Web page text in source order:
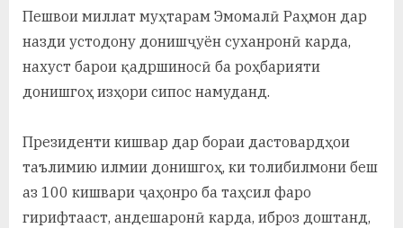
Пешвои миллат муҳтарам Эмомалӣ Раҳмон дар
назди устодону донишҷуён суханронӣ карда,
нахуст барои қадршиносӣ ба роҳбарияти
донишгоҳ изҳори сипос намуданд.
Президенти кишвар дар бораи дастовардҳои
таълимию илмии донишгоҳ, ки толибилмони беш
аз 100 кишвари ҷаҳонро ба таҳсил фаро
гирифтааст, андешаронӣ карда, иброз доштанд,